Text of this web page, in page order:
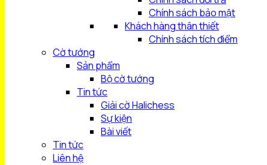
Chính sách bảo mật
Khách hàng thân thiết
Chính sách tích điểm
Cờ tướng
Sản phẩm
Bộ cờ tướng
Tin tức
Giải cờ Halichess
Sự kiện
Bài viết
Tin tức
Liên hệ